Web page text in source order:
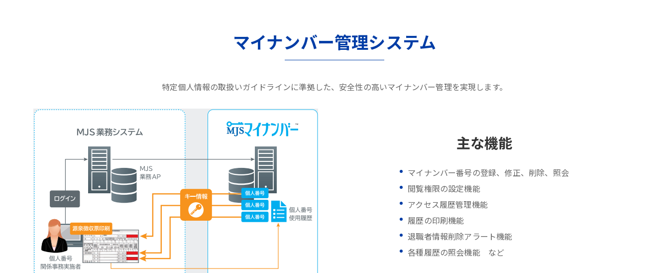
マイナンバー管理システム
特定個人情報の取扱いガイドラインに準拠した、安全性の高いマイナンバー管理を実現します。
主な機能
マイナンバー番号の登録、修正、削除、照会
閲覧権限の設定機能
アクセス履歴管理機能
履歴の印刷機能
退職者情報削除アラート機能
各種履歴の照会機能 など